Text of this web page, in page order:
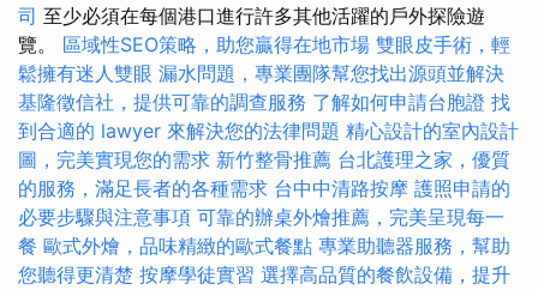
司 至少必須在每個港口進行許多其他活躍的戶外探險遊
覽。 區域性SEO策略，助您贏得在地市場 雙眼皮手術，輕
鬆擁有迷人雙眼 漏水問題，專業團隊幫您找出源頭並解決
基隆徵信社，提供可靠的調查服務 了解如何申請台胞證 找
到合適的 lawyer 來解決您的法律問題 精心設計的室內設計
圖，完美實現您的需求 新竹整骨推薦 台北護理之家，優質
的服務，滿足長者的各種需求 台中中清路按摩 護照申請的
必要步驟與注意事項 可靠的辦桌外燴推薦，完美呈現每一
餐 歐式外燴，品味精緻的歐式餐點 專業助聽器服務，幫助
您聽得更清楚 按摩學徒實習 選擇高品質的餐飲設備，提升